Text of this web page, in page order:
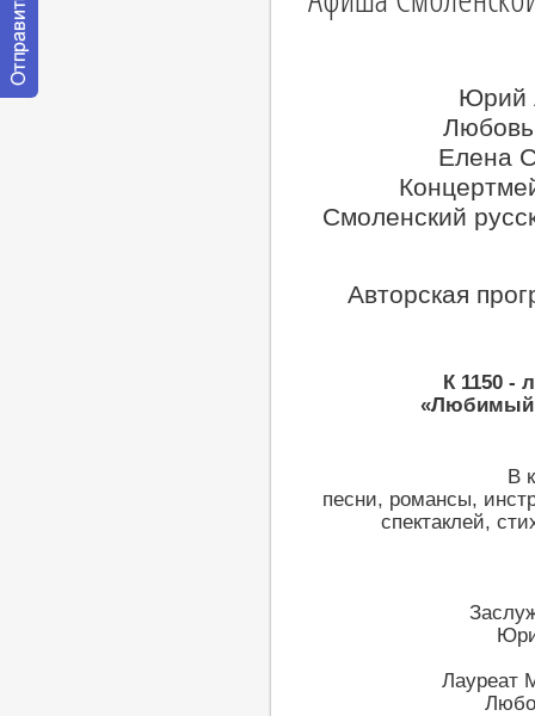
Юрий
Елена
Cмоленский
Авторская
К 1150 -
«Любимый
В
песни, романсы,
спектаклей,
Лауреат